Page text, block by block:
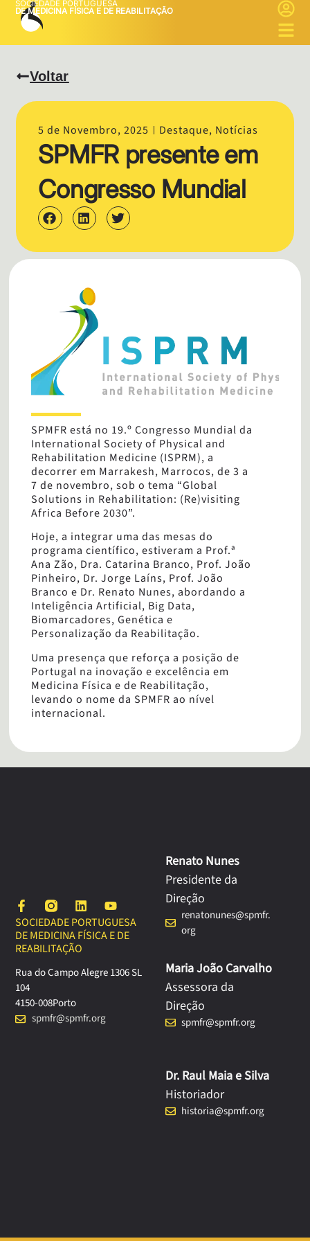
SOCIEDADE PORTUGUESA
DE MEDICINA FÍSICA E DE REABILITAÇÃO
Voltar
5 de Novembro, 2025 Destaque, Notícias
SPMFR presente em
Congresso Mundial
SPMFR está no 19.º Congresso Mundial da
International Society of Physical and
Rehabilitation Medicine (ISPRM), a
decorrer em Marrakesh, Marrocos, de 3 a
7 de novembro, sob o tema “Global
Solutions in Rehabilitation: (Re)visiting
Africa Before 2030”.
Hoje, a integrar uma das mesas do
programa científico, estiveram a Prof.ª
Ana Zão, Dra. Catarina Branco, Prof. João
Pinheiro, Dr. Jorge Laíns, Prof. João
Branco e Dr. Renato Nunes, abordando a
Inteligência Artificial, Big Data,
Biomarcadores, Genética e
Personalização da Reabilitação.
Uma presença que reforça a posição de
Portugal na inovação e excelência em
Medicina Física e de Reabilitação,
levando o nome da SPMFR ao nível
internacional.
SOCIEDADE PORTUGUESA
DE MEDICINA FÍSICA E DE
REABILITAÇÃO
Rua do Campo Alegre 1306 SL
104
4150-008Porto
spmfr@spmfr.org
Renato Nunes
Presidente da
Direção
renatonunes@spmfr.
org
Maria João Carvalho
Assessora da
Direção
spmfr@spmfr.org
Dr. Raul Maia e Silva
Historiador
historia@spmfr.org